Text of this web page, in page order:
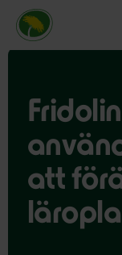
Miljöpartiet de
att